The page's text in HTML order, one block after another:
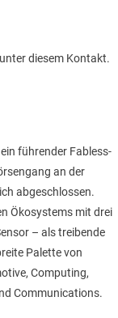
diesem Kontakt.
führender Fabless-
an der
abgeschlossen.
Ökosystems mit drei
– als treibende
Palette von
Computing,
Communications.